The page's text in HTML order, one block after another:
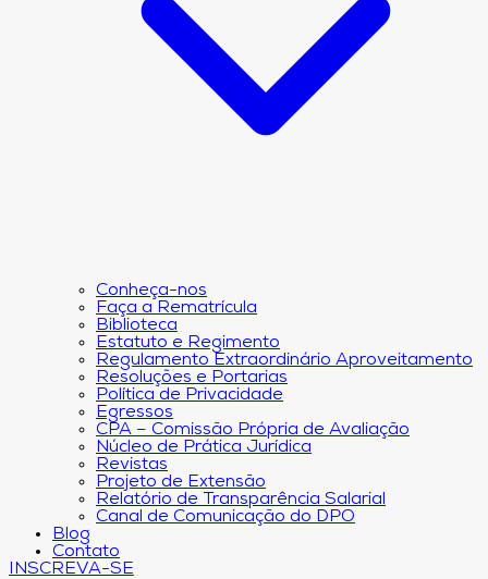
Conheça-nos
Faça a Rematrícula
Biblioteca
Estatuto e Regimento
Regulamento Extraordinário Aproveitamento
Resoluções e Portarias
Política de Privacidade
Egressos
CPA – Comissão Própria de Avaliação
Núcleo de Prática Jurídica
Revistas
Projeto de Extensão
Relatório de Transparência Salarial
Canal de Comunicação do DPO
Blog
Contato
INSCREVA-SE